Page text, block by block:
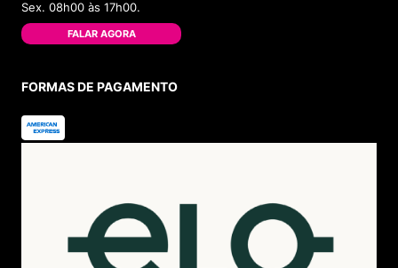
Sex. 08h00 às 17h00.
FALAR AGORA
FORMAS DE PAGAMENTO